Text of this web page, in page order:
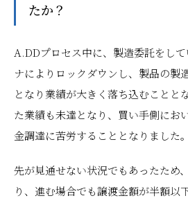
たか？
A.DDプロセス中に、製造委託をし
ナによりロックダウンし、製品の製
となり業績が大きく落ち込むことと
た業績も未達となり、買い手側にお
金調達に苦労することとなりました。
先が見通せない状況でもあったため
り、進む場合でも譲渡金額が半額以